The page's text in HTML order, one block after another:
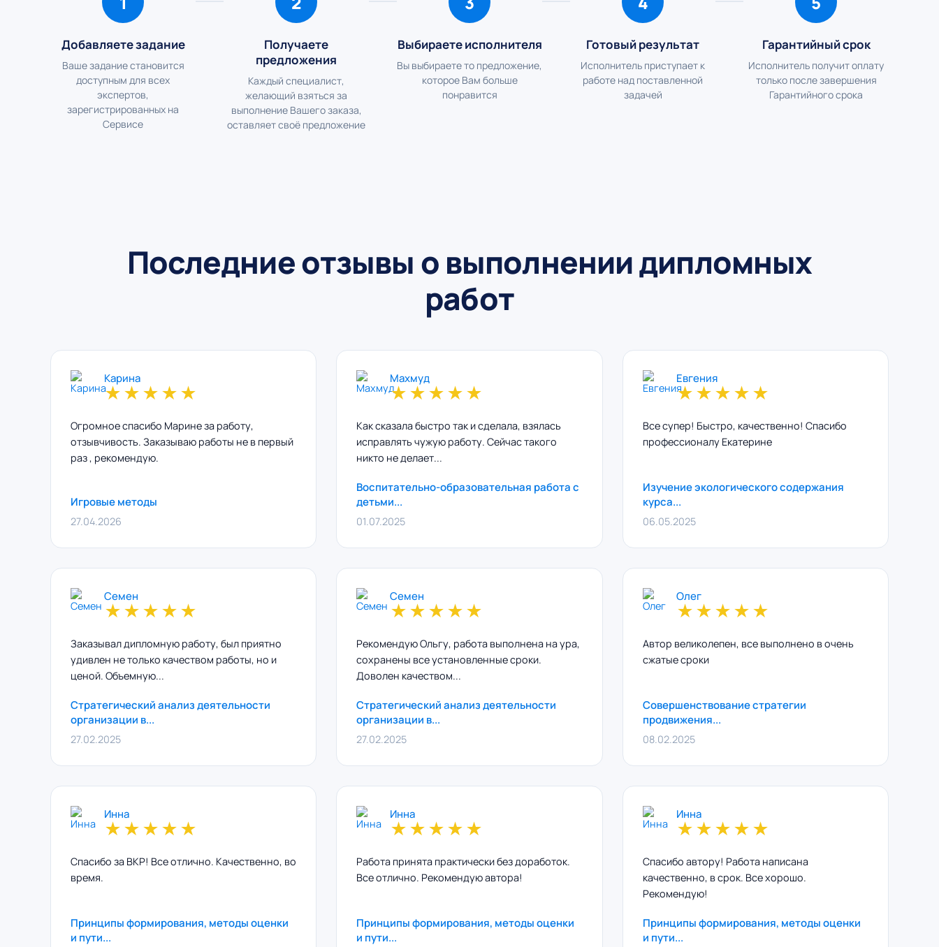
Добавляете задание
Ваше задание становится
доступным для всех
экспертов,
зарегистрированных на
Сервисе
Получаете
предложения
Каждый специалист,
желающий взяться за
выполнение Вашего заказа,
оставляет своё предложение
Выбираете исполнителя
Вы выбираете то предложение,
которое Вам больше
понравится
Готовый результат
Исполнитель приступает к
работе над поставленной
задачей
Гарантийный срок
Исполнитель получит оплату
только после завершения
Гарантийного срока
Последние отзывы о выполнении дипломных
работ
Карина
★★★★★
Огромное спасибо Марине за работу,
отзывчивость. Заказываю работы не в первый
раз , рекомендую.
Игровые методы
27.04.2026
Махмуд
★★★★★
Как сказала быстро так и сделала, взялась
исправлять чужую работу. Сейчас такого
никто не делает...
Воспитательно-образовательная работа с
детьми...
01.07.2025
Евгения
★★★★★
Все супер! Быстро, качественно! Спасибо
профессионалу Екатерине
Изучение экологического содержания
курса...
06.05.2025
Семен
★★★★★
Заказывал дипломную работу, был приятно
удивлен не только качеством работы, но и
ценой. Объемную...
Стратегический анализ деятельности
организации в...
27.02.2025
Семен
★★★★★
Рекомендую Ольгу, работа выполнена на ура,
сохранены все установленные сроки.
Доволен качеством...
Стратегический анализ деятельности
организации в...
27.02.2025
Олег
★★★★★
Автор великолепен, все выполнено в очень
сжатые сроки
Совершенствование стратегии
продвижения...
08.02.2025
Инна
★★★★★
Спасибо за ВКР! Все отлично. Качественно, во
время.
Принципы формирования, методы оценки
и пути...
Инна
★★★★★
Работа принята практически без доработок.
Все отлично. Рекомендую автора!
Принципы формирования, методы оценки
и пути...
Инна
★★★★★
Спасибо автору! Работа написана
качественно, в срок. Все хорошо.
Рекомендую!
Принципы формирования, методы оценки
и пути...